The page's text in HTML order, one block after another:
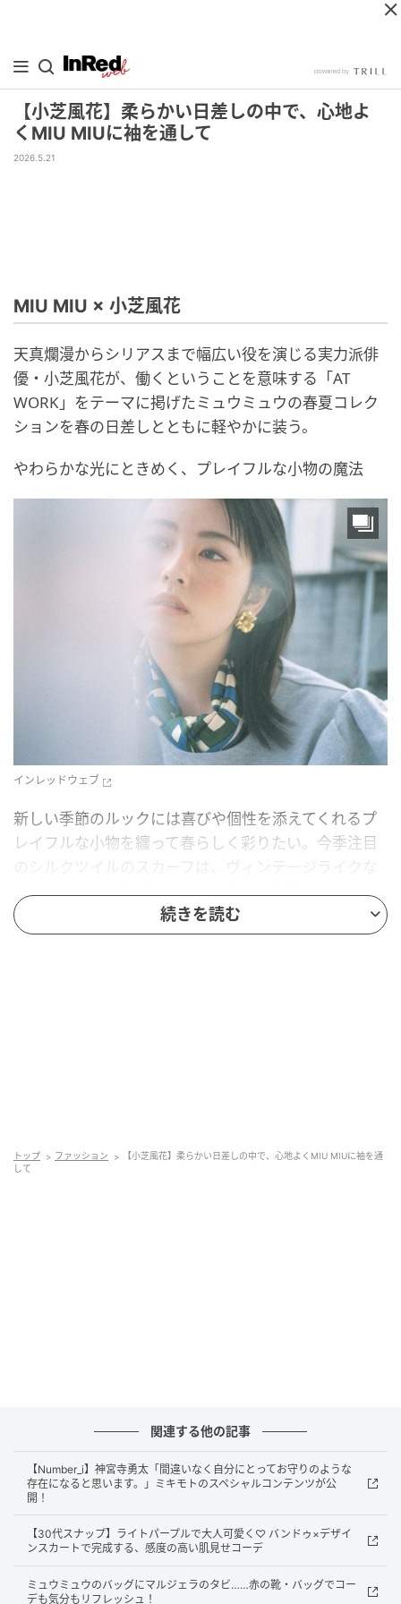
【小芝風花】柔らかい日差しの中で、心地よ
くMIU MIUに袖を通して
2026.5.21
MIU MIU × 小芝風花
天真爛漫からシリアスまで幅広い役を演じる実力派俳
優・小芝風花が、働くということを意味する「AT
WORK」をテーマに掲げたミュウミュウの春夏コレク
ションを春の日差しとともに軽やかに装う。
やわらかな光にときめく、プレイフルな小物の魔法
インレッドウェブ
新しい季節のルックには喜びや個性を添えてくれるプ
レイフルな小物を纏って春らしく彩りたい。今季注目
カラフルな幾何学模様を選んで首元を印象的に。
ミニワンピース￥473,000、スカーフ￥100,100、イヤ
続きを読む
トップ ファッション
【小芝風花】柔らかい日差しの中で、心地よくMIU MIUに袖を通
して
関連する他の記事
【Number_i】神宮寺勇太「間違いなく自分にとってお守りのような
存在になると思います。」ミキモトのスペシャルコンテンツが公
開！
【30代スナップ】ライトパープルで大人可愛く♡ バンドゥ×デザイ
ンスカートで完成する、感度の高い肌見せコーデ
ミュウミュウのバッグにマルジェラのタビ……赤の靴・バッグでコー
デも気分もリフレッシュ！